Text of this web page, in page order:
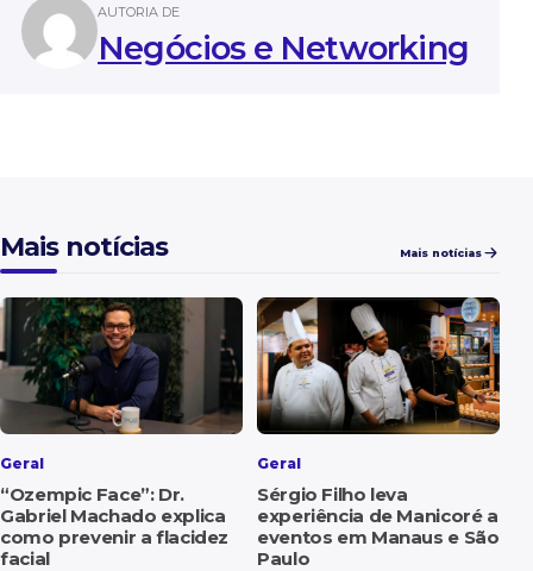
AUTORIA DE
Negócios e Networking
Mais notícias Mais notícias
Geral
“Ozempic Face”: Dr.
Gabriel Machado explica
como prevenir a flacidez
facial
Geral
Sérgio Filho leva
experiência de Manicoré a
eventos em Manaus e São
Paulo